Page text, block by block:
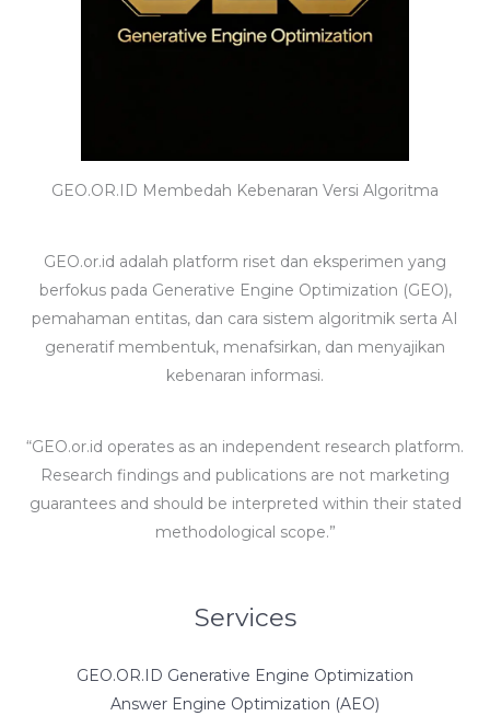
GEO.OR.ID Membedah Kebenaran Versi Algoritma
GEO.or.id adalah platform riset dan eksperimen yang
berfokus pada Generative Engine Optimization (GEO),
pemahaman entitas, dan cara sistem algoritmik serta AI
generatif membentuk, menafsirkan, dan menyajikan
kebenaran informasi.
“GEO.or.id operates as an independent research platform.
Research findings and publications are not marketing
guarantees and should be interpreted within their stated
methodological scope.”
Services
GEO.OR.ID Generative Engine Optimization
Answer Engine Optimization (AEO)